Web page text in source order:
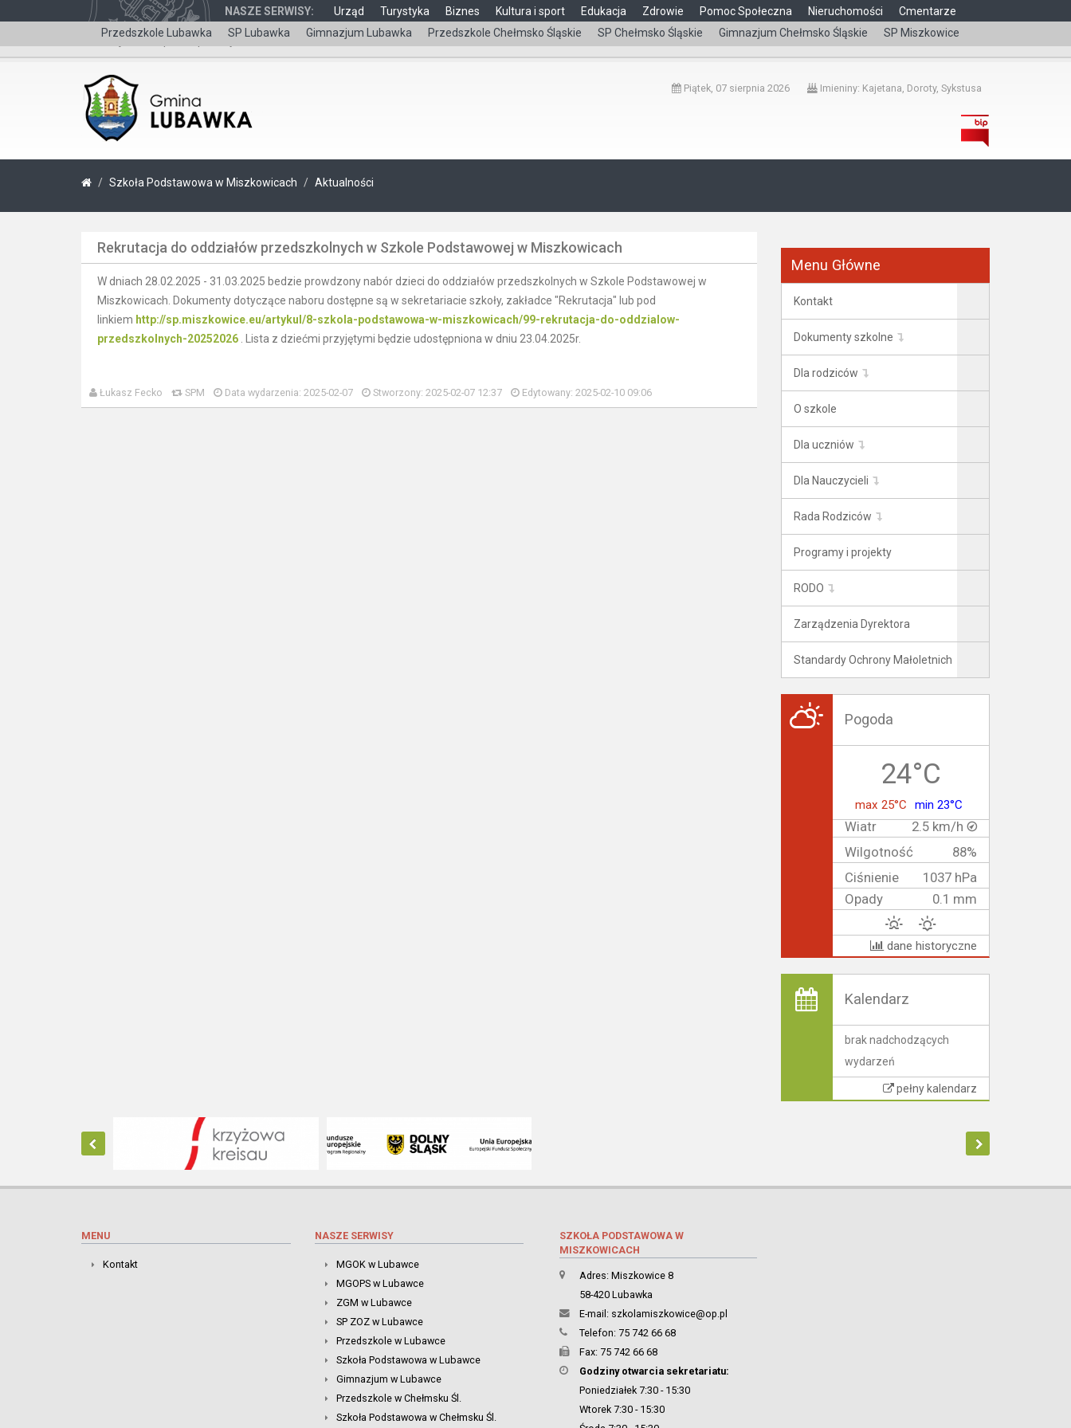
NASZE SERWISY: Urząd Turystyka Biznes Kultura i sport
Edukacja
Przedszkole Lubawka
SP Lubawka Gimnazjum Lubawka Przedszkole Chełmsko Śląskie SP Chełmsko Śląskie Gimnazjum Chełmsko Śląskie SP Miszkowice
Zdrowie Pomoc Społeczna Nieruchomości Cmentarze
Wersja dla niepełnosprawnych čeština
Piątek, 07 sierpnia 2026 Imieniny: Kajetana, Doroty, Sykstusa
Szkoła Podstawowa w Miszkowicach Aktualności
Rekrutacja do oddziałów przedszkolnych w Szkole Podstawowej w Miszkowicach
W dniach 28.02.2025 - 31.03.2025 bedzie prowdzony nabór dzieci do oddziałów przedszkolnych w Szkole Podstawowej w
Miszkowicach. Dokumenty dotyczące naboru dostępne są w sekretariacie szkoły, zakładce "Rekrutacja" lub pod
linkiem http://sp.miszkowice.eu/artykul/8-szkola-podstawowa-w-miszkowicach/99-rekrutacja-do-oddzialow-
przedszkolnych-20252026
. Lista z dziećmi przyjętymi będzie udostępniona w dniu 23.04.2025r.
Łukasz Fecko SPM Data wydarzenia: 2025-02-07 Stworzony: 2025-02-07 12:37 Edytowany: 2025-02-10 09:06
Menu Główne
Kontakt
Dokumenty szkolne
Dla rodziców
O szkole
Dla uczniów
Dla Nauczycieli
Rada Rodziców
Programy i projekty
RODO
Zarządzenia Dyrektora
Standardy Ochrony Małoletnich
Pogoda
24°C
max 25°C min 23°C
Wiatr
2.5 km/h
Wilgotność
88%
Ciśnienie
1037 hPa
Opady
0.1 mm
dane historyczne
Kalendarz
brak nadchodzących
wydarzeń
pełny kalendarz
MENU
Kontakt
NASZE SERWISY
MGOK w Lubawce
MGOPS w Lubawce
ZGM w Lubawce
SP ZOZ w Lubawce
Przedszkole w Lubawce
Szkoła Podstawowa w Lubawce
Gimnazjum w Lubawce
Przedszkole w Chełmsku Śl.
Szkoła Podstawowa w Chełmsku Śl.
SZKOŁA PODSTAWOWA W
MISZKOWICACH
Adres: Miszkowice 8
58-420 Lubawka
E-mail: szkolamiszkowice@op.pl
Telefon: 75 742 66 68
Fax: 75 742 66 68
Godziny otwarcia sekretariatu:
Poniedziałek 7:30 - 15:30
Wtorek 7:30 - 15:30